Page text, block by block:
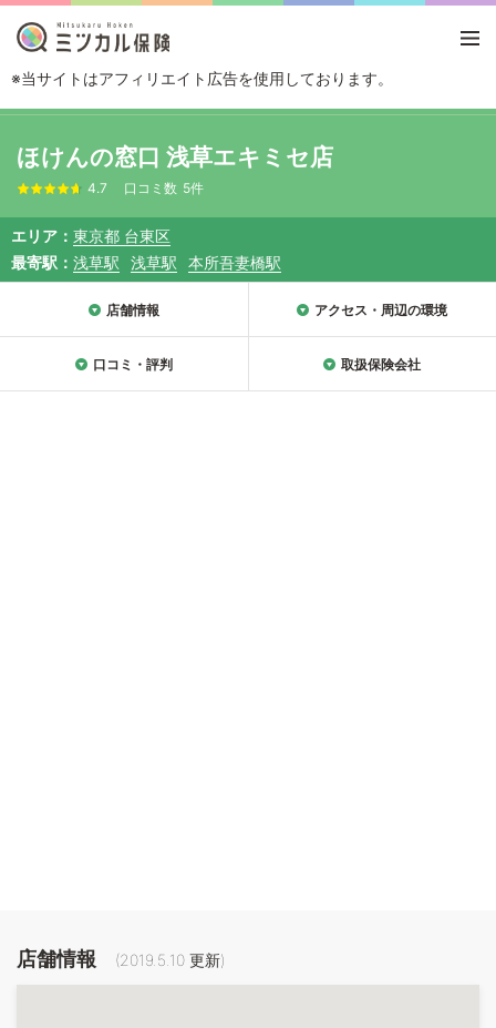
※当サイトはアフィリエイト広告を使用しております。
台東区 ほけんの窓口 浅草エキミセ店
ほけんの窓口 浅草エキミセ店
4.7 口コミ数 5件
エリア
東京都 台東区
最寄駅
浅草駅 浅草駅 本所吾妻橋駅
店舗情報 アクセス・周辺の環境
口コミ・評判 取扱保険会社
店舗情報 (2019.5.10 更新)